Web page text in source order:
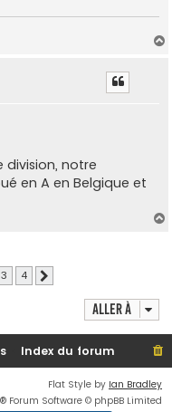
division, notre
en A en Belgique et
3 4
Aller à
Index du forum
Flat Style by Ian Bradley
® Forum Software © phpBB Limited